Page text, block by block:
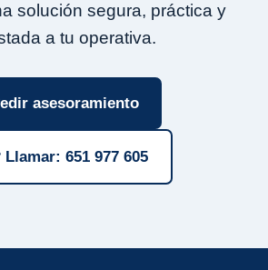
solución segura, práctica y
a tu operativa.
asesoramiento
651 977 605